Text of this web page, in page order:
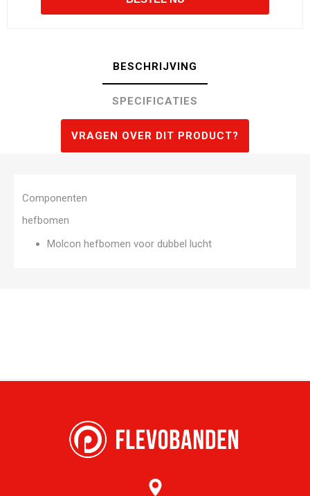
BESCHRIJVING
SPECIFICATIES
VRAGEN OVER DIT PRODUCT?
Componenten
hefbomen
Molcon hefbomen voor dubbel lucht